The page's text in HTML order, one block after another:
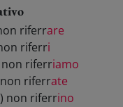
riferrare
riferri
riferriamo
riferrate
non riferrino